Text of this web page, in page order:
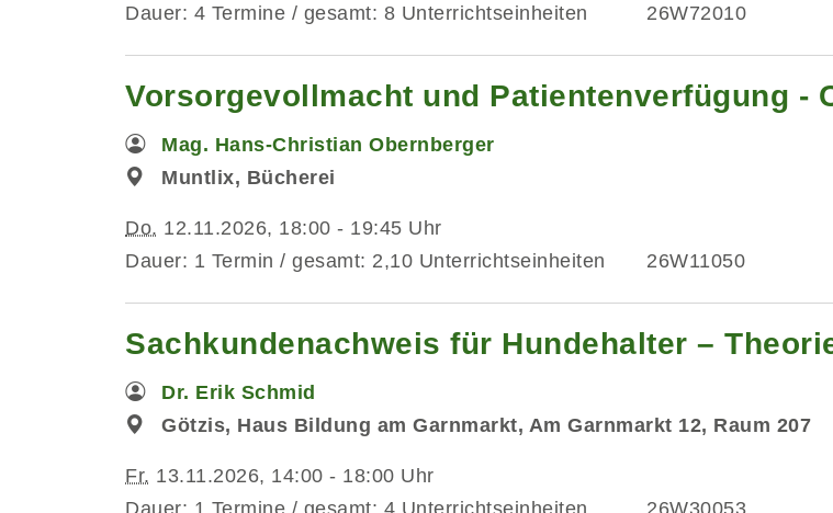
Dauer: 4 Termine / gesamt: 8 Unterrichtseinheiten
26W72010
Vorsorgevollmacht und Patientenverfügung -
Mag. Hans-Christian Obernberger
Muntlix, Bücherei
Do. 12.11.2026, 18:00 - 19:45 Uhr
Dauer: 1 Termin / gesamt: 2,10 Unterrichtseinheiten
26W11050
Sachkundenachweis für Hundehalter –
Dr. Erik Schmid
Götzis, Haus Bildung am Garnmarkt, Am Garnmarkt 12, Raum 207
Fr. 13.11.2026, 14:00 - 18:00 Uhr
Dauer: 1 Termine / gesamt: 4 Unterrichtseinheiten
26W30053